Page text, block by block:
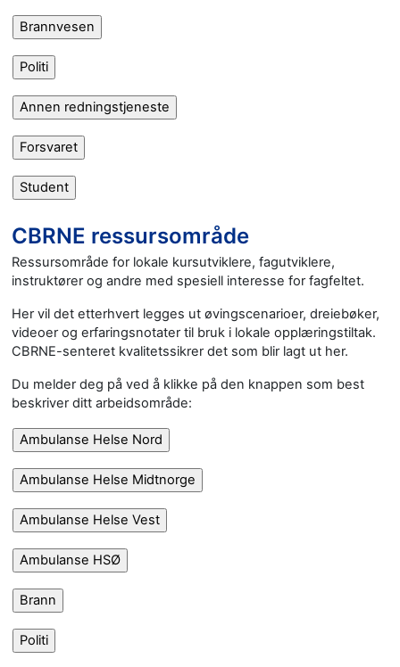
CBRNE ressursområde
Ressursområde for lokale kursutviklere, fagutviklere,
instruktører og andre med spesiell interesse for fagfeltet.
Her vil det etterhvert legges ut øvingscenarioer, dreiebøker,
videoer og erfaringsnotater til bruk i lokale opplæringstiltak.
CBRNE-senteret kvalitetssikrer det som blir lagt ut her.
Du melder deg på ved å klikke på den knappen som best
beskriver ditt arbeidsområde: